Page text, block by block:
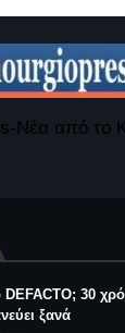
Νέα από το
30
ξανά